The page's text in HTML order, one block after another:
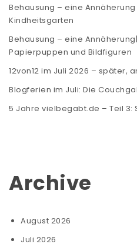
Behausung – eine Annäherung
Kindheitsgarten
Behausung – eine
Papierpuppen und Bildfiguren
12von12 im Juli 2026 – später,
Blogferien im Juli: Die
5 Jahre vielbegabt.de – Teil 3:
Archive
August 2026
Juli 2026